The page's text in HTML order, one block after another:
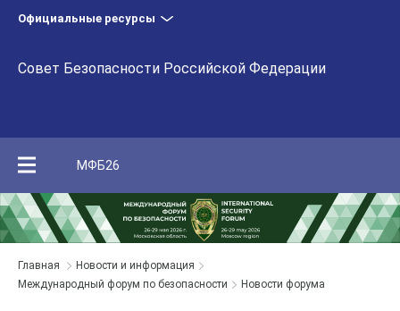
Официальные ресурсы
Совет Безопасности Российской Федерации
МФБ26
Главная
Новости и информация
Международный форум по безопасности
Новости форума